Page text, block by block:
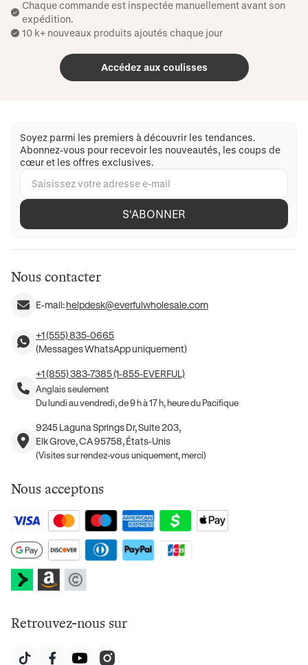
Chaque commande est inspectée manuellement avant son
expédition.
10 k+ nouveaux produits ajoutés chaque jour
Accédez aux coulisses
Soyez parmi les premiers à découvrir les tendances.
Abonnez-vous pour recevoir les nouveautés, les coups de
cœur et les offres exclusives.
S'ABONNER
Nous contacter
E-mail:helpdesk@everfulwholesale.com
+1 (555) 835-0665
(Messages WhatsApp uniquement)
+1 (855) 383-7385 (1-855-EVERFUL)
Anglais seulement
Du lundi au vendredi, de 9 h à 17 h, heure du Pacifique
9245 Laguna Springs Dr, Suite 203,
Elk Grove, CA 95758, États-Unis
(Visites sur rendez-vous uniquement, merci)
Nous acceptons
Retrouvez-nous sur